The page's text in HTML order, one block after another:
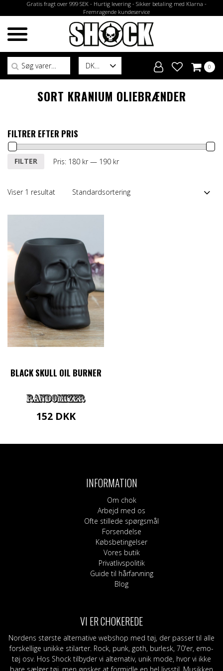
Gratis fragt over 999 SEK - Hurtig levering - Sikker betaling med Klarna -
Fremragende kundeservice
DK
Søg efter:
0
SORT KRANIUM OLIEBRÆNDER
FILTRER EFTER PRIS
Mindste
Højeste
FILTER Pris: 180 kr— 190 kr
Viser 1 resultat
BLACK SKULL OIL BURNER
152 DKK
INFORMATION
Om chok
Arbejd med os
Ofte stillede spørgsmål
Forsendelse
Købsbetingelser
Vores butik
Privatlivspolitik
Guide til hårfarvning
Blog
VI ER CHOKEREDE
Nordens største alternative webshop med tøj, der passer til alle
forskellige unikke stilarter. Rock, punk, goth, burlesk, 70'er, emo-
tøj osv. Hos Shock tilbyder vi alternativ, unik mode, hvor vi ikke